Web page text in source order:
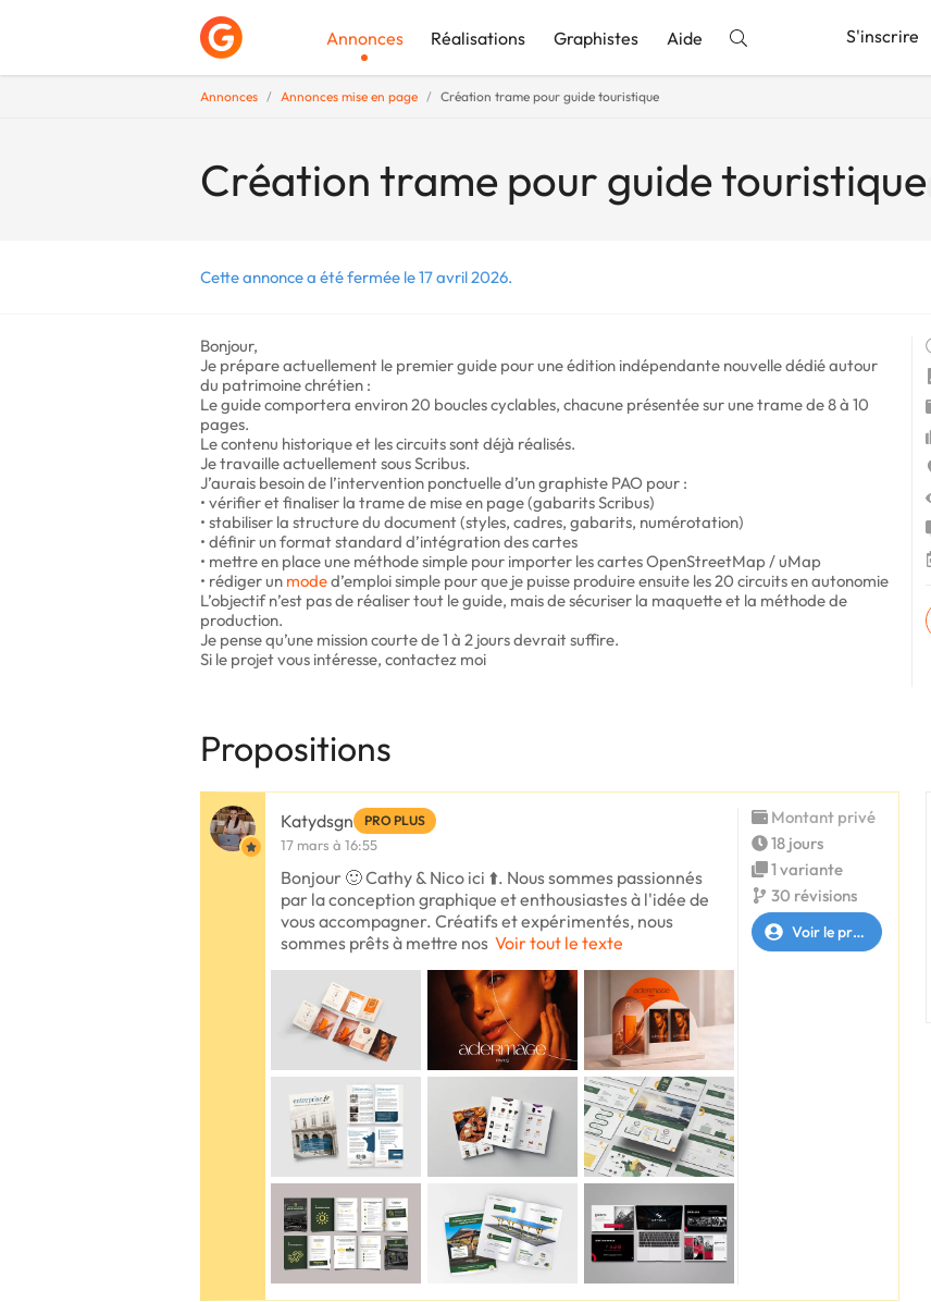
Annonces Réalisations Graphistes Aide S'inscrire
Annonces Annonces mise en page Création trame pour guide touristique
Création trame pour guide touristique
Cette annonce a été fermée le 17 avril 2026.
Bonjour,
Je prépare actuellement le premier guide pour une édition indépendante nouvelle dédié autour
du patrimoine chrétien :
Le guide comportera environ 20 boucles cyclables, chacune présentée sur une trame de 8 à 10
pages.
Le contenu historique et les circuits sont déjà réalisés.
Je travaille actuellement sous Scribus.
J’aurais besoin de l’intervention ponctuelle d’un graphiste PAO pour :
• vérifier et finaliser la trame de mise en page (gabarits Scribus)
• stabiliser la structure du document (styles, cadres, gabarits, numérotation)
• définir un format standard d’intégration des cartes
• mettre en place une méthode simple pour importer les cartes OpenStreetMap / uMap
• rédiger un moded’emploi simple pour que je puisse produire ensuite les 20 circuits en autonomie
L’objectif n’est pas de réaliser tout le guide, mais de sécuriser la maquette et la méthode de
production.
Je pense qu’une mission courte de 1 à 2 jours devrait suffire.
Si le projet vous intéresse, contactez moi
Propositions
Katydsgn PRO PLUS
17 mars à 16:55
Bonjour 🙂 Cathy & Nico ici ⬆️. Nous sommes passionnés
par la conception graphique et enthousiastes à l'idée de
vous accompagner. Créatifs et expérimentés, nous
sommes prêts à mettre nos Voir tout le texte
Montant privé
18 jours
1 variante
30 révisions
Voir le profil